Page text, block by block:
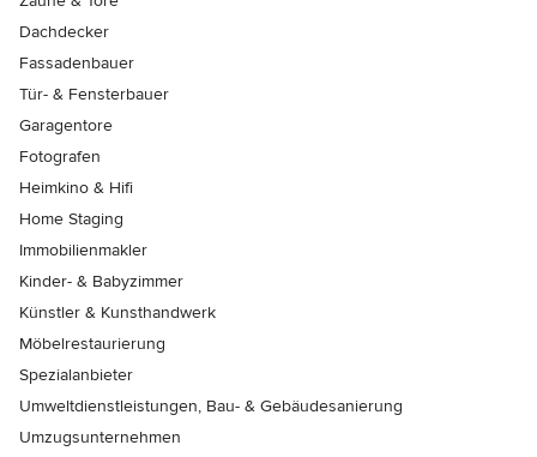
Dachdecker
Fassadenbauer
Tür- & Fensterbauer
Garagentore
Fotografen
Heimkino & Hifi
Home Staging
Immobilienmakler
Kinder- & Babyzimmer
Künstler & Kunsthandwerk
Möbelrestaurierung
Spezialanbieter
Umweltdienstleistungen, Bau- & Gebäudesanierung
Umzugsunternehmen